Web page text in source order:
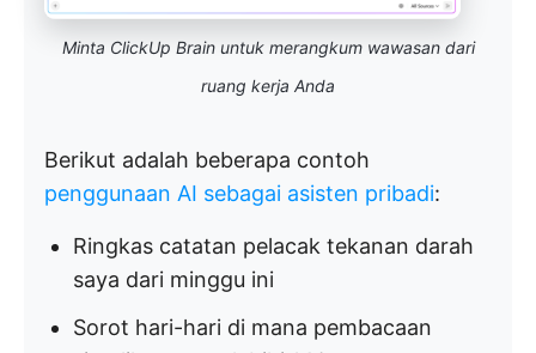
Minta ClickUp Brain untuk merangkum wawasan dari
ruang kerja Anda
Berikut adalah beberapa contoh
penggunaan AI sebagai asisten pribadi:
Ringkas catatan pelacak tekanan darah
saya dari minggu ini
Sorot hari-hari di mana pembacaan